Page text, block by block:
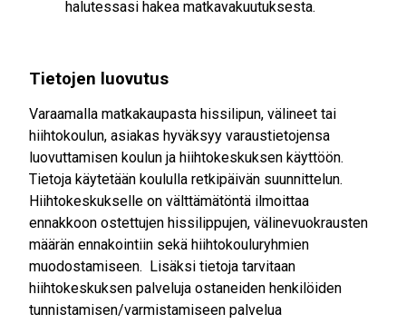
halutessasi hakea matkavakuutuksesta.
Tietojen luovutus
Varaamalla matkakaupasta hissilipun, välineet tai
hiihtokoulun, asiakas hyväksyy varaustietojensa
luovuttamisen koulun ja hiihtokeskuksen käyttöön.
Tietoja käytetään koululla retkipäivän suunnittelun.
Hiihtokeskukselle on välttämätöntä ilmoittaa
ennakkoon ostettujen hissilippujen, välinevuokrausten
määrän ennakointiin sekä hiihtokouluryhmien
muodostamiseen. Lisäksi tietoja tarvitaan
hiihtokeskuksen palveluja ostaneiden henkilöiden
tunnistamisen/varmistamiseen palvelua